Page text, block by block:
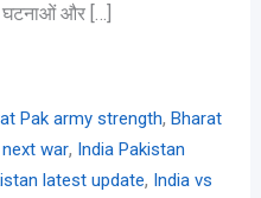
और […]
Pak army strength, Bharat
war, India Pakistan
latest update, India vs